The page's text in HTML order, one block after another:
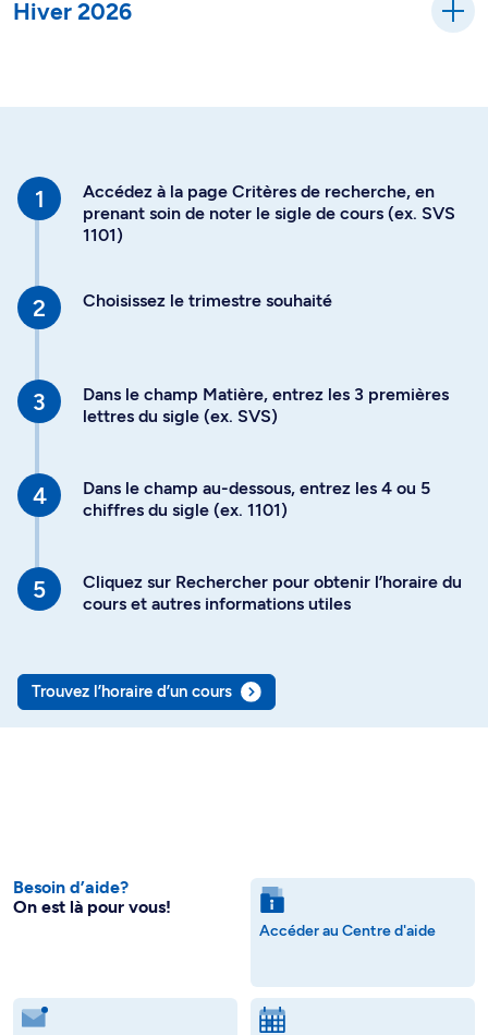
Hiver 2026
Accédez à la page Critères de recherche, en
prenant soin de noter le sigle de cours (ex. SVS
1101)
Choisissez le trimestre souhaité
Dans le champ Matière, entrez les 3 premières
lettres du sigle (ex. SVS)
Dans le champ au-dessous, entrez les 4 ou 5
chiffres du sigle (ex. 1101)
Cliquez sur Rechercher pour obtenir l’horaire du
cours et autres informations utiles
Trouvez l’horaire d’un cours
Besoin d’aide?
On est là pour vous!
Accéder au Centre d'aide